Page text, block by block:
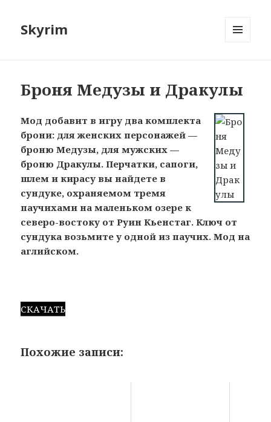
Skyrim
Броня Медузы и Дракулы
Мод добавит в игру два комплекта
брони: для женских персонажей —
броню Медузы, для мужских —
броню Дракулы. Перчатки, сапоги,
шлем и кирасу вы найдете в
сундуке, охраняемом тремя
паучихами на маленьком озере к
северо-востоку от Руин Кьенстаг. Ключ от
сундука возьмите у одной из паучих. Мод на
аглийском.
СКАЧАТЬ
Похожие записи: